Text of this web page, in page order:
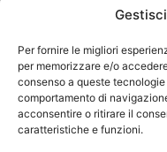
Per fornire le migliori
per memorizzare e/o
consenso a queste
comportamento di
acconsentire o ritirare il
caratteristiche e funzioni.
Per